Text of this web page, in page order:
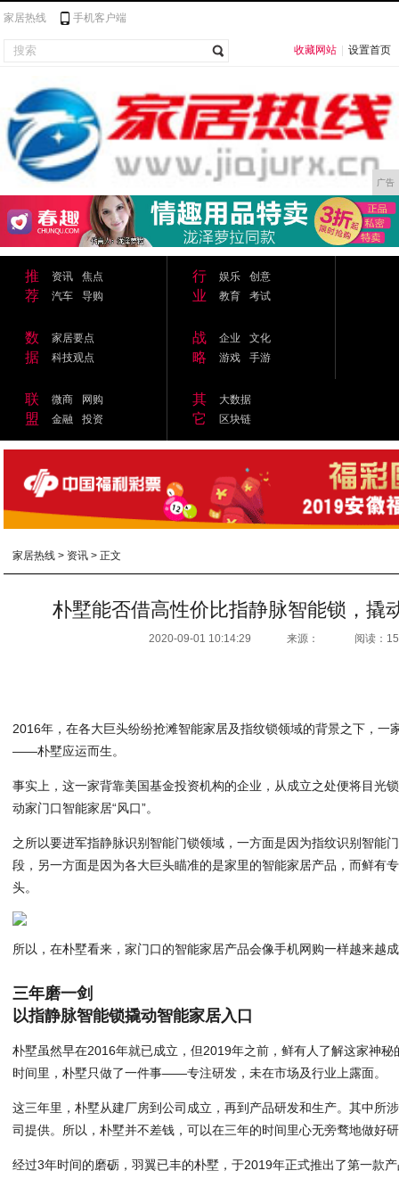
家居热线 手机客户端
收藏网站 设置首页
广告
推
荐
资讯
焦点
汽车
导购
行
业
娱乐
创意
教育
考试
数
据
家居要点
科技观点
战
略
企业
文化
游戏
手游
联
盟
微商
网购
金融
投资
其
它
大数据
区块链
家居热线 > 资讯 > 正文
朴墅能否借高性价比指静脉智能锁，撬
2020-09-01 10:14:29 来源： 阅读：
2016年，在各大巨头纷纷抢滩智能家居及指纹锁领域的背景之下，一
——朴墅应运而生。
事实上，这一家背靠美国基金投资机构的企业，从成立之处便将目光
动家门口智能家居“风口”。
之所以要进军指静脉识别智能门锁领域，一方面是因为指纹识别智能
段，另一方面是因为各大巨头瞄准的是家里的智能家居产品，而鲜有
头。
所以，在朴墅看来，家门口的智能家居产品会像手机网购一样越来越
三年磨一剑
以指静脉智能锁撬动智能家居入口
朴墅虽然早在2016年就已成立，但2019年之前，鲜有人了解这家神
时间里，朴墅只做了一件事——专注研发，未在市场及行业上露面。
这三年里，朴墅从建厂房到公司成立，再到产品研发和生产。其中所
司提供。所以，朴墅并不差钱，可以在三年的时间里心无旁骛地做好
经过3年时间的磨砺，羽翼已丰的朴墅，于2019年正式推出了第一款